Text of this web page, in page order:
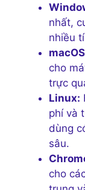
nhất,
nhiều
cho
trực
Linux:
phí và
dùng
sâu.
cho